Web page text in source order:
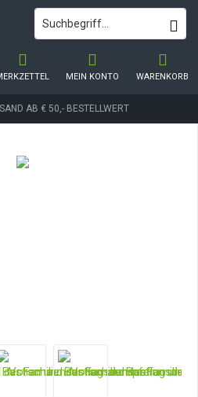
AB € 50,- BESTELLWERT
WARENKORB
MEIN KONTO